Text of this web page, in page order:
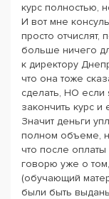
курс полностью,
И вот мне
просто отчислят,
больше ничего
к директору
что она тоже
сделать, НО если
закончить курс
Значит деньги
полном объеме,
что после
говорю уже о
(обучающий
были быть